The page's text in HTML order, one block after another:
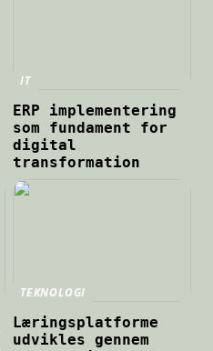
IT
ERP implementering
som fundament for
digital
transformation
TEKNOLOGI
Læringsplatforme
udvikles gennem